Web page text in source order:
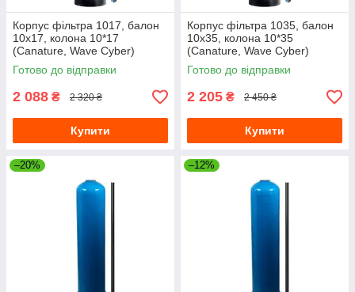
Корпус фільтра 1017, балон
10х17, колона 10*17
(Canature, Wave Cyber)
10"х17"
Готово до відправки
2 088 ₴ 2 320 ₴
Купити
Корпус фільтра 1035, балон
10х35, колона 10*35
(Canature, Wave Cyber)
10"х35" з трубою
Готово до відправки
2 205 ₴ 2 450 ₴
Купити
–20% –12%